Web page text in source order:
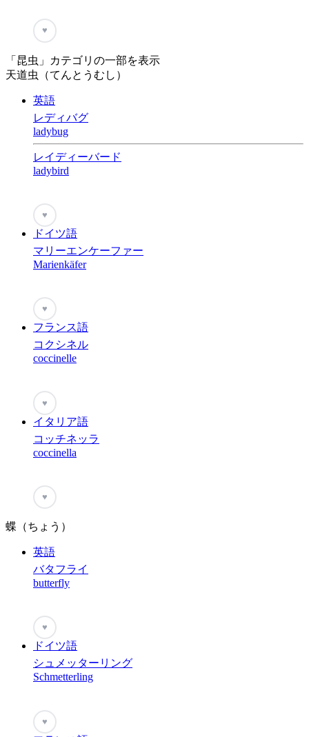
♥
「昆虫」カテゴリの一部を表示
天道虫（てんとうむし）
英語
レディバグ
ladybug
レイディーバード
ladybird
♥
ドイツ語
マリーエンケーファー
Marienkäfer
♥
フランス語
コクシネル
coccinelle
♥
イタリア語
コッチネッラ
coccinella
♥
蝶（ちょう）
英語
バタフライ
butterfly
♥
ドイツ語
シュメッターリング
Schmetterling
♥